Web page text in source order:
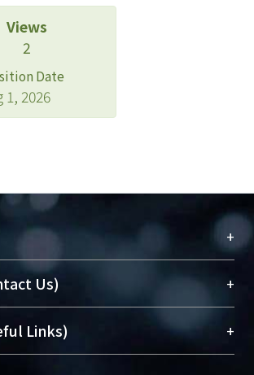
Views
2
Date
1, 2026
+
尖大學之列，為永久珍藏及向國際
研究成果及學術能量，圖書館整合
）與學術庫（AH）不同功能平
術典藏NTU scholars。期能整合研
Us) +
Library)
館員(Medical Library)
Links) +